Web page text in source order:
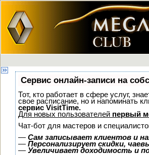
Сервис онлайн-записи на
Тот, кто работает в сфере услуг,
свое расписание, но и напоминать
сервис VisitTime.
Для новых пользователей первый
Чат-бот для мастеров и
— Сам записывает клиентов и
— Персонализирует скидки,
— Увеличивает доходимость и